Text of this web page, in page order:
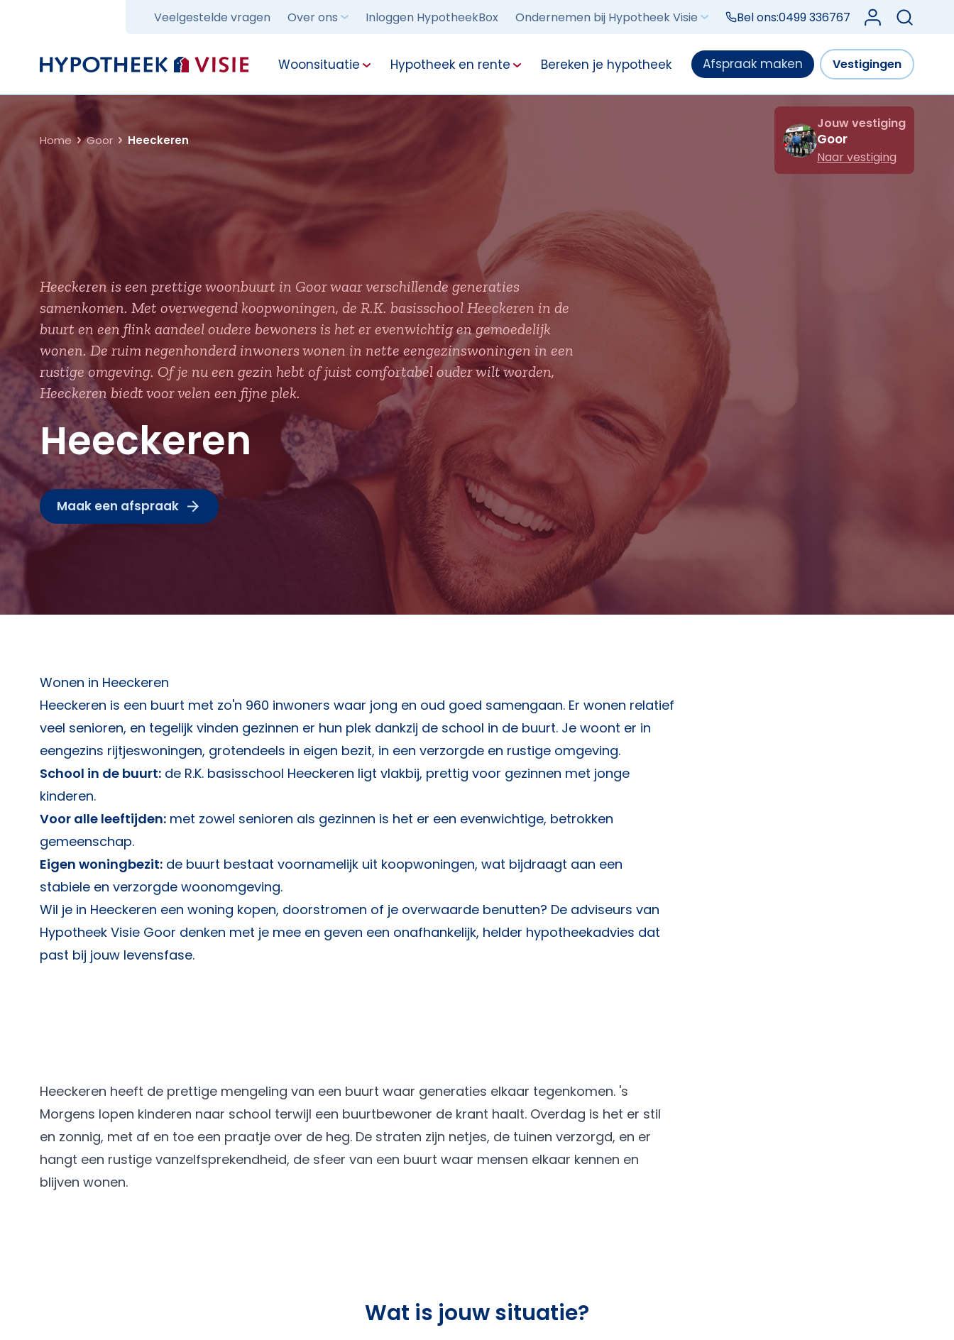
Veelgestelde vragen Over ons Inloggen HypotheekBox Ondernemen bij Hypotheek Visie Bel ons:0499 336767 Log in bij Mijn
Terug naar home Woonsituatie Hypotheek en rente Bereken je hypotheek Afspraak maken Vestigingen
Home Goor Heeckeren
Jouw vestiging
Goor
Naar vestiging
Heeckeren is een prettige woonbuurt in Goor waar verschillende generaties
samenkomen. Met overwegend koopwoningen, de R.K. basisschool Heeckeren in de
buurt en een flink aandeel oudere bewoners is het er evenwichtig en gemoedelijk
wonen. De ruim negenhonderd inwoners wonen in nette eengezinswoningen in een
rustige omgeving. Of je nu een gezin hebt of juist comfortabel ouder wilt worden,
Heeckeren biedt voor velen een fijne plek.
Heeckeren
Maak een afspraak
Wonen in Heeckeren
Heeckeren is een buurt met zo'n 960 inwoners waar jong en oud goed samengaan. Er wonen relatief
veel senioren, en tegelijk vinden gezinnen er hun plek dankzij de school in de buurt. Je woont er in
eengezins rijtjeswoningen, grotendeels in eigen bezit, in een verzorgde en rustige omgeving.
School in de buurt: de R.K. basisschool Heeckeren ligt vlakbij, prettig voor gezinnen met jonge
kinderen.
Voor alle leeftijden: met zowel senioren als gezinnen is het er een evenwichtige, betrokken
gemeenschap.
Eigen woningbezit: de buurt bestaat voornamelijk uit koopwoningen, wat bijdraagt aan een
stabiele en verzorgde woonomgeving.
Wil je in Heeckeren een woning kopen, doorstromen of je overwaarde benutten? De adviseurs van
Hypotheek Visie Goor denken met je mee en geven een onafhankelijk, helder hypotheekadvies dat
past bij jouw levensfase.
Heeckeren heeft de prettige mengeling van een buurt waar generaties elkaar tegenkomen. 's
Morgens lopen kinderen naar school terwijl een buurtbewoner de krant haalt. Overdag is het er stil
en zonnig, met af en toe een praatje over de heg. De straten zijn netjes, de tuinen verzorgd, en er
hangt een rustige vanzelfsprekendheid, de sfeer van een buurt waar mensen elkaar kennen en
blijven wonen.
Wat is jouw situatie?